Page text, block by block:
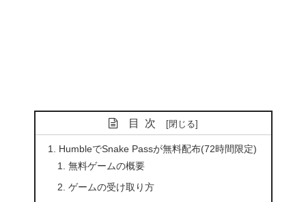
目次
HumbleでSnake Passが無料配布(72時間限定)
無料ゲームの概要
ゲームの受け取り方